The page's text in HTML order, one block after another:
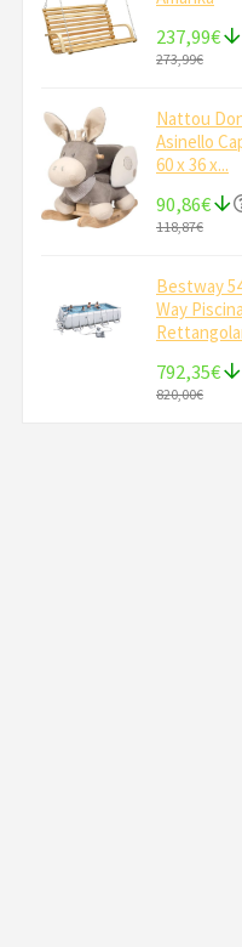
237,99€
273,99€
Nattou
Asinello
60 x 36 x...
90,86€
118,87€
Bestway
Way
792,35€
820,00€